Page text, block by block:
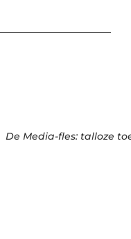
De Media-fles: talloze